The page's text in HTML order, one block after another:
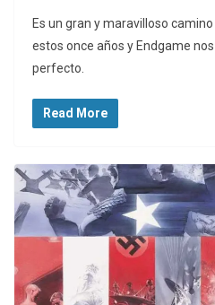
Es un gran y maravilloso
estos once años y Endgame
perfecto.
Read More